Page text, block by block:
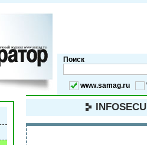
Поиск
www.samag.ru